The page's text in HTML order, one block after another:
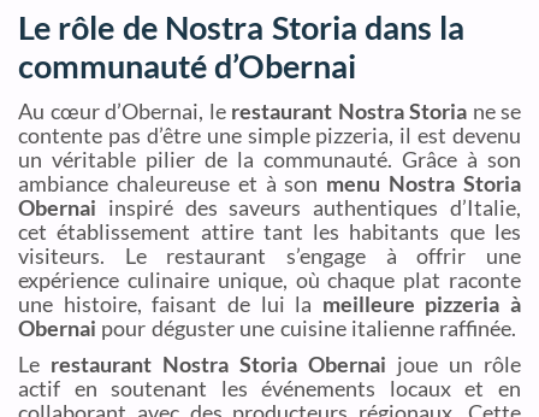
Le rôle de Nostra Storia dans la
communauté d’Obernai
Au cœur d’Obernai, le restaurant Nostra Storia ne se
contente pas d’être une simple pizzeria, il est devenu
un véritable pilier de la communauté. Grâce à son
ambiance chaleureuse et à son menu Nostra Storia
Obernai inspiré des saveurs authentiques d’Italie,
cet établissement attire tant les habitants que les
visiteurs. Le restaurant s’engage à offrir une
expérience culinaire unique, où chaque plat raconte
une histoire, faisant de lui la meilleure pizzeria à
Obernai pour déguster une cuisine italienne raffinée.
Le restaurant Nostra Storia Obernai joue un rôle
actif en soutenant les événements locaux et en